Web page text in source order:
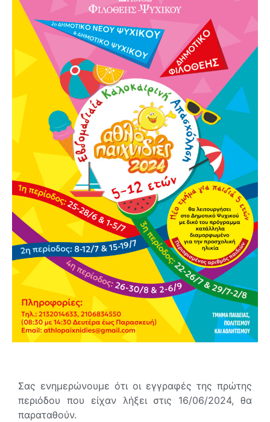
Σας ενημερώνουμε ότι οι εγγραφές της πρώτης
περιόδου που είχαν λήξει στις 16/06/2024, θα
παραταθούν.